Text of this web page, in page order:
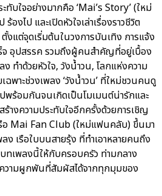
บใจอย่างมากคือ ‘Mai’s Story’ (ใหม่
องไป และเปิดหัวใจเล่าเรื่องราวชีวิต
งแต่จุดเริ่มต้นในวงการบันเทิง การแจ้ง
จ อุปสรรค รวมถึงผู้คนสำคัญที่อยู่เบื้อง
ทำด้วยหัวใจ, วังน้ำวน, โลกแห่งความ
าะช่วงเพลง ‘วังน้ำวน’ ที่ใหม่ชวนคนดู
พร้อมกันจนเกิดเป็นโมเมนต์น่ารักและ
ร้างความประทับใจอีกครั้งด้วยการเชิญ
อ Mai Fan Club (ใหม่แฟนคลับ) ขึ้นมา
ง เรือใบบนสายรุ้ง ที่ทำเอาหลายคนถึง
ทเพลงนี้ให้กับครอบครัว ท่ามกลาง
วามผูกพันที่สัมผัสได้จากทุกมุมของ